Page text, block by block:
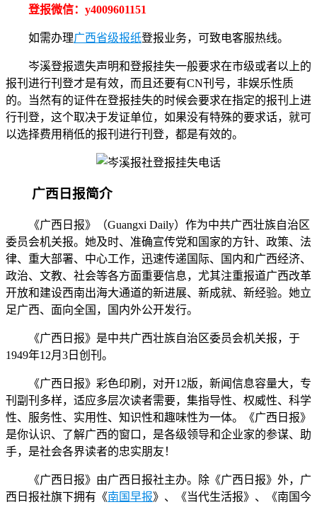
登报微信：y4009601151
如需办理广西省级报纸登报业务，可致电客服热线。
岑溪登报遗失声明和登报挂失一般要求在市级或者以上的
报刊进行刊登才是有效，而且还要有CN刊号，非娱乐性质
的。当然有的证件在登报挂失的时候会要求在指定的报刊上进
行刊登，这个取决于发证单位，如果没有特殊的要求话，就可
以选择费用稍低的报刊进行刊登，都是有效的。
广西日报简介
《广西日报》（Guangxi Daily）作为中共广西壮族自治区
委员会机关报。她及时、准确宣传党和国家的方针、政策、法
律、重大部署、中心工作，迅速传递国际、国内和广西经济、
政治、文教、社会等各方面重要信息，尤其注重报道广西改革
开放和建设西南出海大通道的新进展、新成就、新经验。她立
足广西、面向全国，国内外公开发行。
《广西日报》是中共广西壮族自治区委员会机关报，于
1949年12月3日创刊。
《广西日报》彩色印刷，对开12版，新闻信息容量大，专
刊副刊多样，适应多层次读者需要，集指导性、权威性、科学
性、服务性、实用性、知识性和趣味性为一体。《广西日报》
是你认识、了解广西的窗口，是各级领导和企业家的参谋、助
手，是社会各界读者的忠实朋友！
《广西日报》由广西日报社主办。除《广西日报》外，广
西日报社旗下拥有《南国早报》、《当代生活报》、《南国今